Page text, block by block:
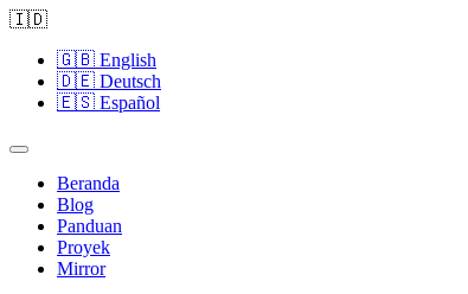
🇮🇩
🇬🇧 English
🇩🇪 Deutsch
🇪🇸 Español
Beranda
Blog
Panduan
Proyek
Mirror